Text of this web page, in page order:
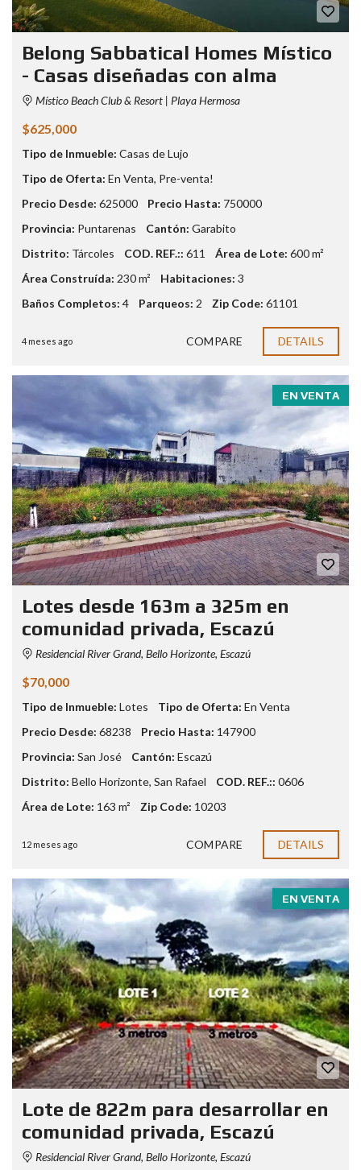
Belong Sabbatical Homes Místico
- Casas diseñadas con alma
Místico Beach Club & Resort | Playa Hermosa
$625,000
Tipo de Inmueble: Casas de Lujo
Tipo de Oferta: En Venta, Pre-venta!
Precio Desde: 625000 Precio Hasta: 750000
Provincia: Puntarenas Cantón: Garabito
Distrito: Tárcoles COD. REF.:: 611 Área de Lote: 600 m²
Área Construída: 230 m² Habitaciones: 3
Baños Completos: 4 Parqueos: 2 Zip Code: 61101
4 meses ago COMPARE DETAILS
EN VENTA
Lotes desde 163m a 325m en
comunidad privada, Escazú
Residencial River Grand, Bello Horizonte, Escazú
$70,000
Tipo de Inmueble: Lotes Tipo de Oferta: En Venta
Precio Desde: 68238 Precio Hasta: 147900
Provincia: San José Cantón: Escazú
Distrito: Bello Horizonte, San Rafael COD. REF.:: 0606
Área de Lote: 163 m² Zip Code: 10203
12 meses ago COMPARE DETAILS
EN VENTA
Lote de 822m para desarrollar en
comunidad privada, Escazú
Residencial River Grand, Bello Horizonte, Escazú